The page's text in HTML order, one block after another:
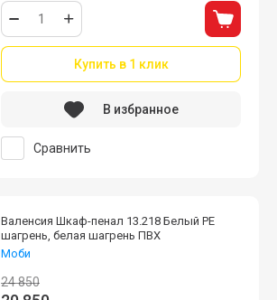
Купить в 1 клик
Сравнить
В избранное
Валенсия Шкаф-пенал 13.218 Белый PE
шагрень, белая шагрень ПВХ
Моби
24 850